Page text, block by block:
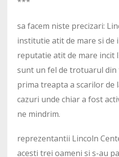
sa facem niste precizari:
institutie atit de mare si de
reputatie atit de mare incit
sunt un fel de trotuarul din
prima treapta a scarilor de
cazuri unde chiar a fost
ne mindrim.
reprezentantii Lincoln
acesti trei oameni si s-au